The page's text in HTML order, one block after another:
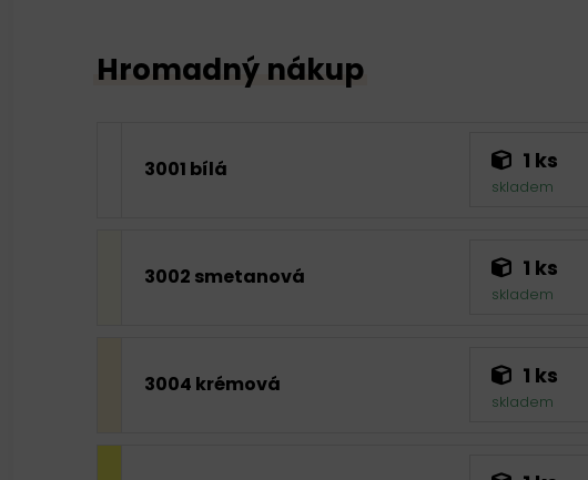
Hromadný nákup
3001 bílá 1 ks
skladem
3002 smetanová 1 ks
skladem
3004 krémová 1 ks
skladem